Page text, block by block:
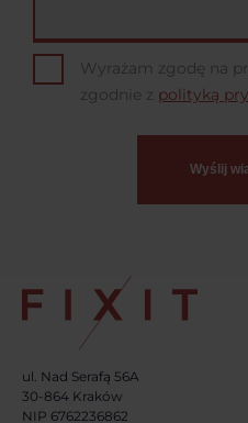
Wyrażam zgodę na
zgodnie z polityką
ul. Nad Serafą 56A
30-864 Kraków
NIP 6762236862